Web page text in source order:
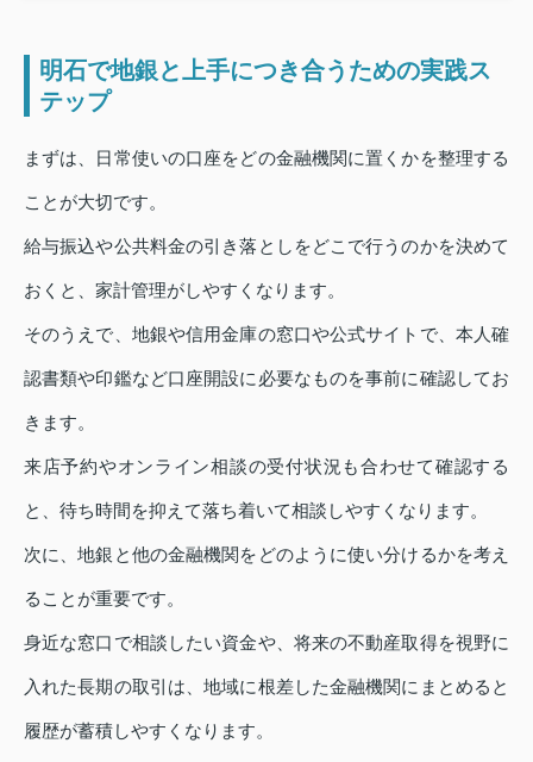
明石で地銀と上手につき合うための実践ス
テップ
まずは、日常使いの口座をどの金融機関に置くかを整理する
ことが大切です。
給与振込や公共料金の引き落としをどこで行うのかを決めて
おくと、家計管理がしやすくなります。
そのうえで、地銀や信用金庫の窓口や公式サイトで、本人確
認書類や印鑑など口座開設に必要なものを事前に確認してお
きます。
来店予約やオンライン相談の受付状況も合わせて確認する
と、待ち時間を抑えて落ち着いて相談しやすくなります。
次に、地銀と他の金融機関をどのように使い分けるかを考え
ることが重要です。
身近な窓口で相談したい資金や、将来の不動産取得を視野に
入れた長期の取引は、地域に根差した金融機関にまとめると
履歴が蓄積しやすくなります。